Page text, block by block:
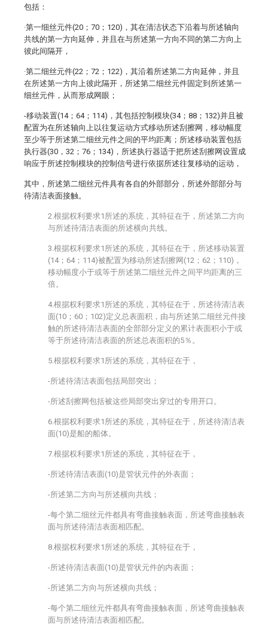
包括：
·第一细丝元件(20；70；120)，其在清洁状态下沿着与所述轴向
共线的第一方向延伸，并且在与所述第一方向不同的第二方向上
彼此间隔开，
·第二细丝元件(22；72；122)，其沿着所述第二方向延伸，并且
在所述第一方向上彼此隔开，所述第二细丝元件固定到所述第一
细丝元件，从而形成网眼；
-移动装置(14；64；114)，其包括控制模块(34；88；132)并且被
配置为在所述轴向上以往复运动方式移动所述刮擦网，移动幅度
至少等于所述第二细丝元件之间的平均距离；所述移动装置包括
执行器(30，32；76；134)，所述执行器适于把所述刮擦网设置成
响应于所述控制模块的控制信号进行依据所述往复移动的运动，
其中，所述第二细丝元件具有各自的外部部分，所述外部部分与
待清洁表面接触。
2.根据权利要求1所述的系统，其特征在于，所述第二方向
与所述待清洁表面的所述横向共线。
3.根据权利要求1所述的系统，其特征在于，所述移动装置
(14；64；114)被配置为移动所述刮擦网(12；62；110)，
移动幅度小于或等于所述第二细丝元件之间平均距离的三
倍。
4.根据权利要求1所述的系统，其特征在于，所述待清洁表
面(10；60；102)定义总表面积，由与所述第二细丝元件接
触的所述待清洁表面的全部部分定义的累计表面积小于或
等于所述待清洁表面的所述总表面积的5％。
5.根据权利要求1所述的系统，其特征在于，
-所述待清洁表面包括局部突出；
-所述刮擦网包括被这些局部突出穿过的专用开口。
6.根据权利要求1所述的系统，其特征在于，所述待清洁表
面(10)是船的船体。
7.根据权利要求1所述的系统，其特征在于，
-所述待清洁表面(10)是管状元件的外表面；
-所述第二方向与所述横向共线；
-每个第二细丝元件都具有弯曲接触表面，所述弯曲接触表
面与所述待清洁表面相匹配。
8.根据权利要求1所述的系统，其特征在于，
-所述待清洁表面(10)是管状元件的内表面；
-所述第二方向与所述横向共线；
-每个第二细丝元件都具有弯曲接触表面，所述弯曲接触表
面与所述待清洁表面相匹配。